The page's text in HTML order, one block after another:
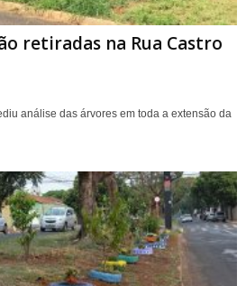
retiradas na Rua Castro
análise das árvores em toda a extensão da